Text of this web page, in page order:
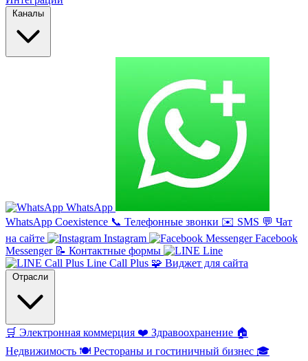
Каналы
WhatsApp
WhatsApp Coexistence 📞 Телефонные звонки ✉️ SMS 💬 Чат
на сайте
Instagram
Facebook
Messenger 📝 Контактные формы
Line
Line Call Plus 🧩 Виджет для сайта
Отрасли
🛒 Электронная коммерция ❤️ Здравоохранение 🏠
Недвижимость 🍽️ Рестораны и гостиничный бизнес 🎓